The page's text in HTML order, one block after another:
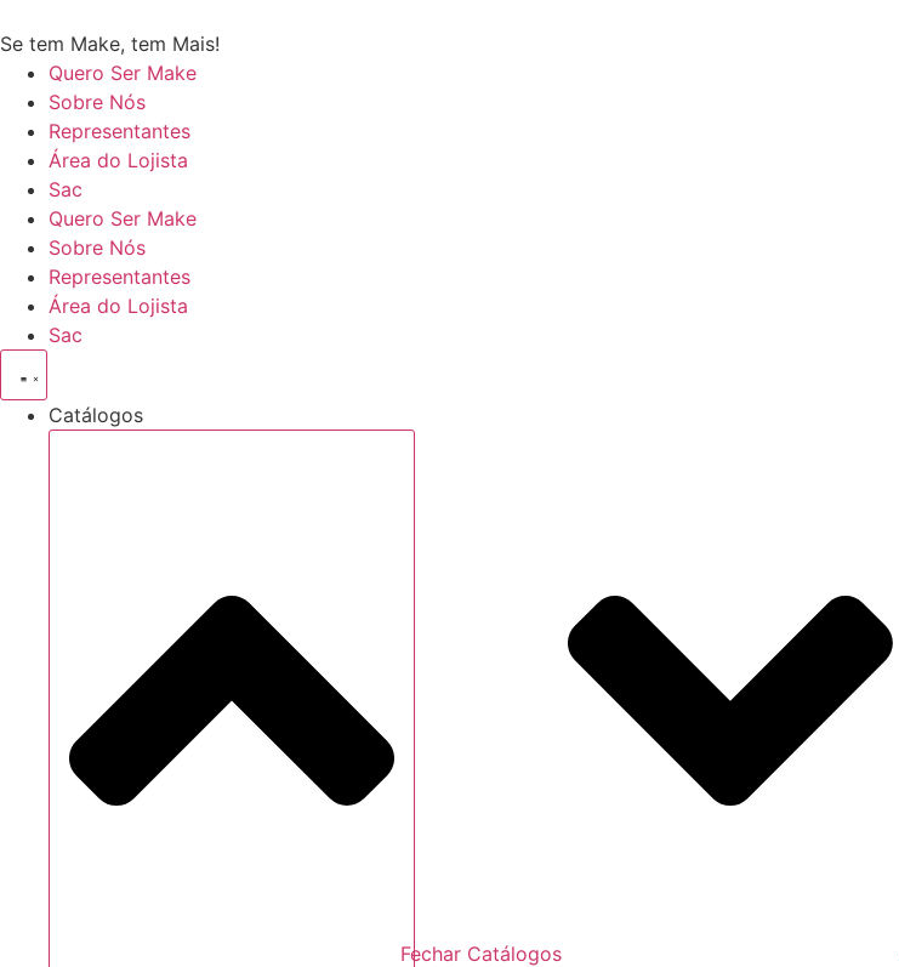
Se tem Make, tem Mais!
Quero Ser Make
Sobre Nós
Representantes
Área do Lojista
Sac
Quero Ser Make
Sobre Nós
Representantes
Área do Lojista
Sac
Catálogos
Fechar Catálogos